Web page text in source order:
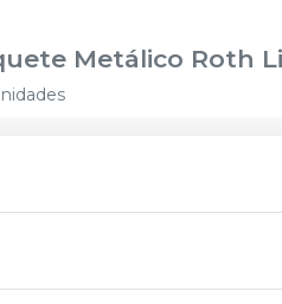
Metálico Roth